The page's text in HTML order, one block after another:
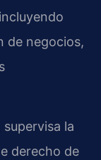
de negocios,
supervisa la
derecho de